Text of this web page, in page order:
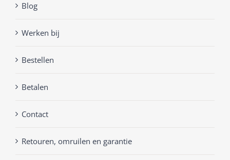
Blog
Werken bij
Bestellen
Betalen
Contact
Retouren, omruilen en garantie